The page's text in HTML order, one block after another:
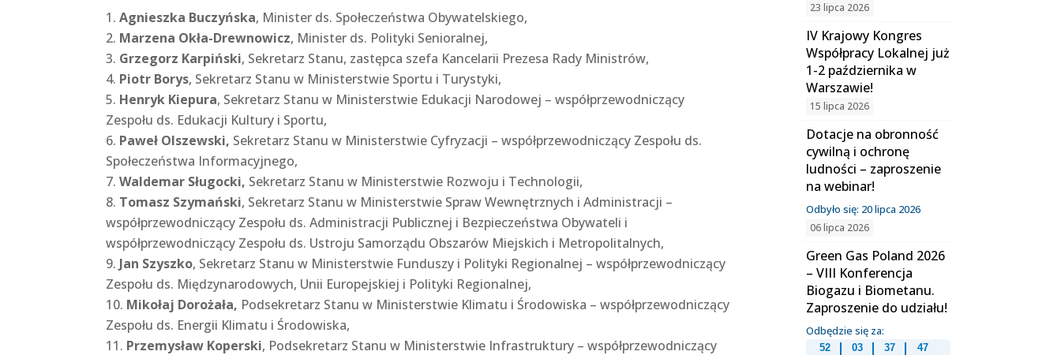
Agnieszka Buczyńska, Minister ds. Społeczeństwa Obywatelskiego,
Marzena Okła-Drewnowicz, Minister ds. Polityki Senioralnej,
Grzegorz Karpiński, Sekretarz Stanu, zastępca szefa Kancelarii Prezesa Rady Ministrów,
Piotr Borys, Sekretarz Stanu w Ministerstwie Sportu i Turystyki,
Henryk Kiepura, Sekretarz Stanu w Ministerstwie Edukacji Narodowej – współprzewodniczący
Zespołu ds. Edukacji Kultury i Sportu,
Paweł Olszewski, Sekretarz Stanu w Ministerstwie Cyfryzacji – współprzewodniczący Zespołu ds.
Społeczeństwa Informacyjnego,
Waldemar Sługocki, Sekretarz Stanu w Ministerstwie Rozwoju i Technologii,
Tomasz Szymański, Sekretarz Stanu w Ministerstwie Spraw Wewnętrznych i Administracji –
współprzewodniczący Zespołu ds. Administracji Publicznej i Bezpieczeństwa Obywateli i
współprzewodniczący Zespołu ds. Ustroju Samorządu Obszarów Miejskich i Metropolitalnych,
Jan Szyszko, Sekretarz Stanu w Ministerstwie Funduszy i Polityki Regionalnej – współprzewodniczący
Zespołu ds. Międzynarodowych, Unii Europejskiej i Polityki Regionalnej,
Mikołaj Dorożała, Podsekretarz Stanu w Ministerstwie Klimatu i Środowiska – współprzewodniczący
Zespołu ds. Energii Klimatu i Środowiska,
Przemysław Koperski, Podsekretarz Stanu w Ministerstwie Infrastruktury – współprzewodniczący
23 lipca 2026
IV Krajowy Kongres
Współpracy Lokalnej już
1-2 października w
Warszawie!
15 lipca 2026
Dotacje na obronność
cywilną i ochronę
ludności – zaproszenie
na webinar!
Odbyło się: 20 lipca 2026
06 lipca 2026
Green Gas Poland 2026
– VIII Konferencja
Biogazu i Biometanu.
Zaproszenie do udziału!
Odbędzie się za:
52 03 37 47